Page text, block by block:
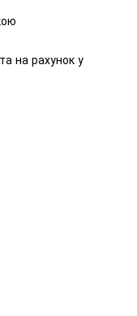
на рахунок у